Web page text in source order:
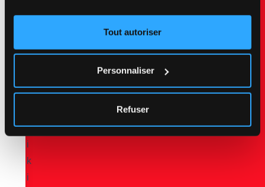
Tout autoriser
Personnaliser
Refuser
n
W
i
k
i